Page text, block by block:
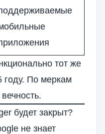
тот же
году. По меркам
будет закрыт?
не знает